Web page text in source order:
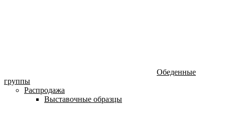
Обеденные
группы
Распродажа
Выставочные образцы